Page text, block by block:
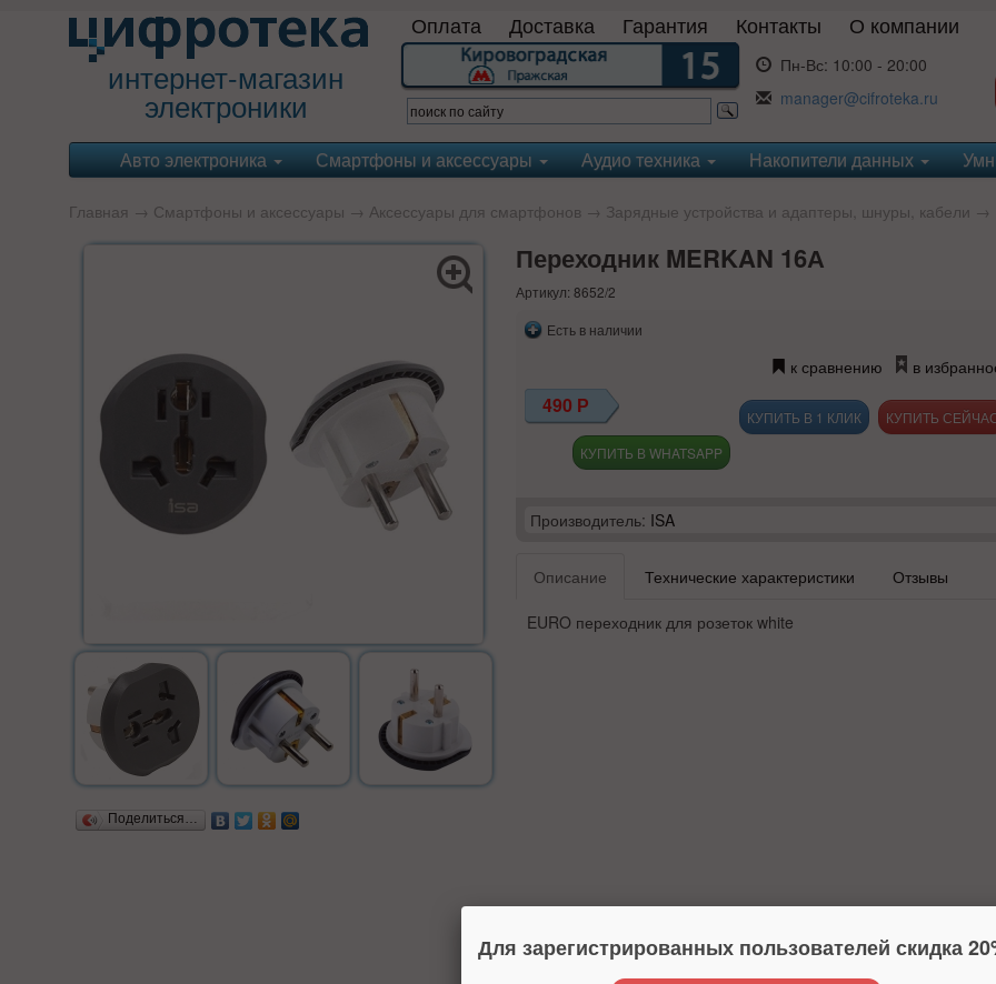
интернет-магазин
электроники
Оплата Доставка Гарантия Контакты О компании
Пн-Вс: 10:00 - 20:00
manager@cifroteka.ru
Авто электроника Смартфоны и аксессуары Аудио техника Накопители данных
Главная → Смартфоны и аксессуары → Аксессуары для смартфонов → Зарядные устройства и адаптеры, шнуры, кабели →
Поделиться…
Переходник MERKAN 16А
Артикул: 8652/2
Есть в наличии
к сравнению в
490 Р
КУПИТЬ В 1 КЛИК
КУПИТЬ В WHATSAPP
Производитель: ISA
Описание Технические характеристики Отзывы
EURO переходник для розеток white
Для зарегистрированных пользователей скидка